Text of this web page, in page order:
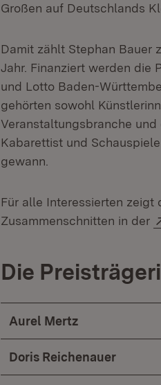
Großen auf Deutschlands
Damit zählt Stephan Bauer
Jahr. Finanziert werden die
und Lotto Baden-
gehörten sowohl
Veranstaltungsbranche
Kabarettist und
gewann.
Für alle Interessierten zeigt
Zusammenschnitten in der
Die
Aurel Mertz
Doris Reichenauer